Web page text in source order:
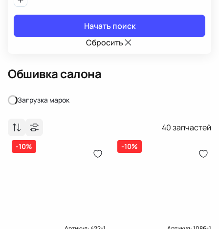
Начать поиск
Сбросить
Обшивка салона
Загрузка марок
Загрузка марок
40запчастей
-10% -10%